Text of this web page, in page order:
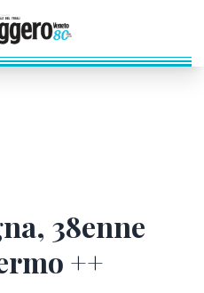
38enne
++